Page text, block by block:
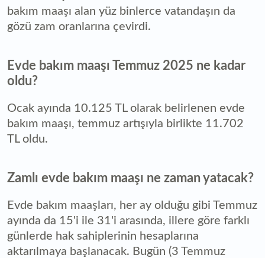
bakım maaşı alan yüz binlerce vatandaşın da
gözü zam oranlarına çevirdi.
Evde bakım maaşı Temmuz 2025 ne kadar
oldu?
Ocak ayında 10.125 TL olarak belirlenen evde
bakım maaşı, temmuz artışıyla birlikte 11.702
TL oldu.
Zamlı evde bakım maaşı ne zaman yatacak?
Evde bakım maaşları, her ay olduğu gibi Temmuz
ayında da 15'i ile 31'i arasında, illere göre farklı
günlerde hak sahiplerinin hesaplarına
aktarılmaya başlanacak. Bugün (3 Temmuz